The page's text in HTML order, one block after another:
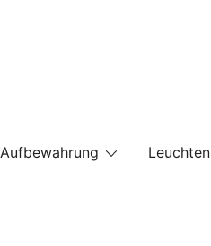
Aufbewahrung Leuchten